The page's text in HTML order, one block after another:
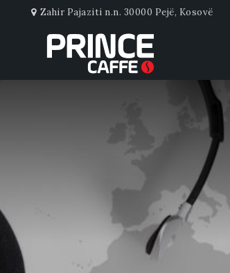
Zahir Pajaziti n.n. 30000 Pejë, Kosovë